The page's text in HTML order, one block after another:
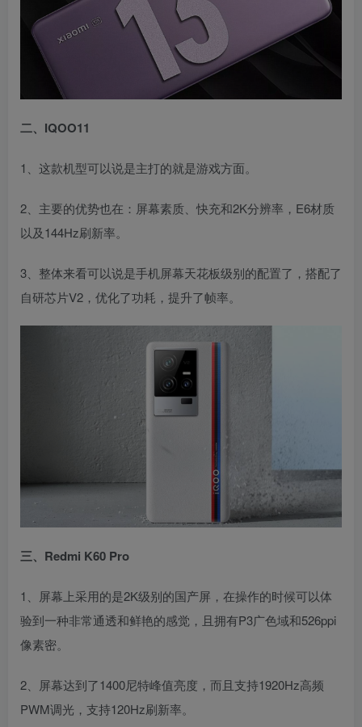
二、IQOO11
1、这款机型可以说是主打的就是游戏方面。
2、主要的优势也在：屏幕素质、快充和2K分辨率，E6材质
以及144Hz刷新率。
3、整体来看可以说是手机屏幕天花板级别的配置了，搭配了
自研芯片V2，优化了功耗，提升了帧率。
三、Redmi K60 Pro
1、屏幕上采用的是2K级别的国产屏，在操作的时候可以体
验到一种非常通透和鲜艳的感觉，且拥有P3广色域和526ppi
像素密。
2、屏幕达到了1400尼特峰值亮度，而且支持1920Hz高频
PWM调光，支持120Hz刷新率。